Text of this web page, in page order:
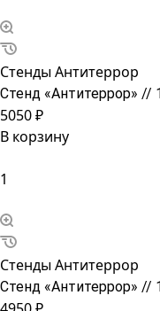
Стенды Антитеррор
Стенд «Антитеррор»
5050 ₽
В корзину
Стенды Антитеррор
Стенд «Антитеррор»